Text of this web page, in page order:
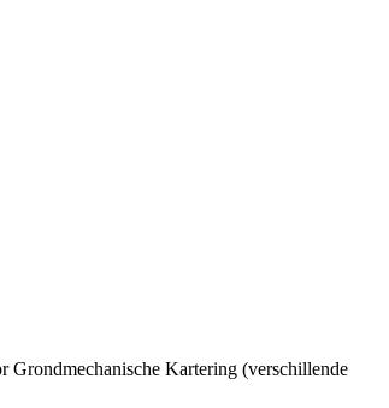
Grondmechanische Kartering (verschillende